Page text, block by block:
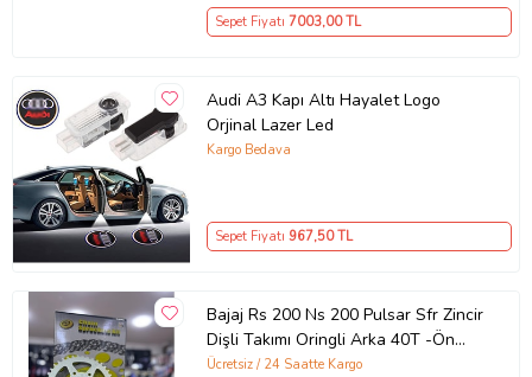
Sepet Fiyatı 7003,00 TL
Audi A3 Kapı Altı Hayalet Logo
Orjinal Lazer Led
Kargo Bedava
Sepet Fiyatı 967,50 TL
Bajaj Rs 200 Ns 200 Pulsar Sfr Zincir
Dişli Takımı Oringli Arka 40T -Ön
14T 108 Bakla Supermto
Ücretsiz / 24 Saatte Kargo